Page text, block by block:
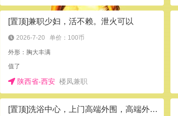
[置顶]兼职少妇，活不赖。泄火可以
2026-7-20 单价：100币
外形：胸大丰满
值了
陕西省-西安楼凤兼职
[置顶]洗浴中心，上门高端外围，高端外模，低端均可安排